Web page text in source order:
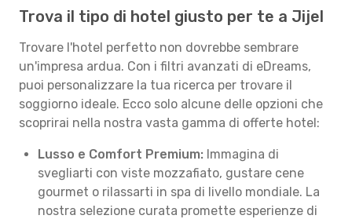
Trova il tipo di hotel giusto per te a Jijel
Trovare l'hotel perfetto non dovrebbe sembrare
un'impresa ardua. Con i filtri avanzati di eDreams,
puoi personalizzare la tua ricerca per trovare il
soggiorno ideale. Ecco solo alcune delle opzioni che
scoprirai nella nostra vasta gamma di offerte hotel:
Lusso e Comfort Premium: Immagina di
svegliarti con viste mozzafiato, gustare cene
gourmet o rilassarti in spa di livello mondiale. La
nostra selezione curata promette esperienze di